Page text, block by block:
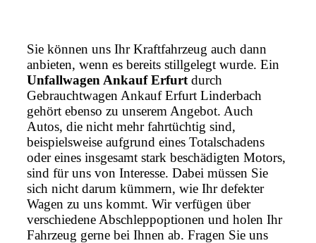
Sie können uns Ihr Kraftfahrzeug auch dann
anbieten, wenn es bereits stillgelegt wurde. Ein
Unfallwagen Ankauf Erfurt durch
Gebrauchtwagen Ankauf Erfurt Linderbach
gehört ebenso zu unserem Angebot. Auch
Autos, die nicht mehr fahrtüchtig sind,
beispielsweise aufgrund eines Totalschadens
oder eines insgesamt stark beschädigten Motors,
sind für uns von Interesse. Dabei müssen Sie
sich nicht darum kümmern, wie Ihr defekter
Wagen zu uns kommt. Wir verfügen über
verschiedene Abschleppoptionen und holen Ihr
Fahrzeug gerne bei Ihnen ab. Fragen Sie uns